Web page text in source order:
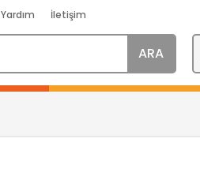
Yardım İletişim
ARA